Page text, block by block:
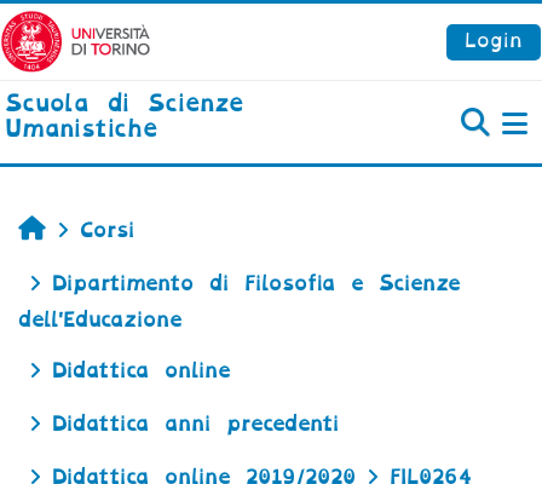
Vai al contenuto principale
Login
Scuola di Scienze
Umanistiche
Home
Corsi
Dipartimento di Filosofia e Scienze
dell'Educazione
Didattica online
Didattica anni precedenti
Didattica online 2019/2020 FIL0264